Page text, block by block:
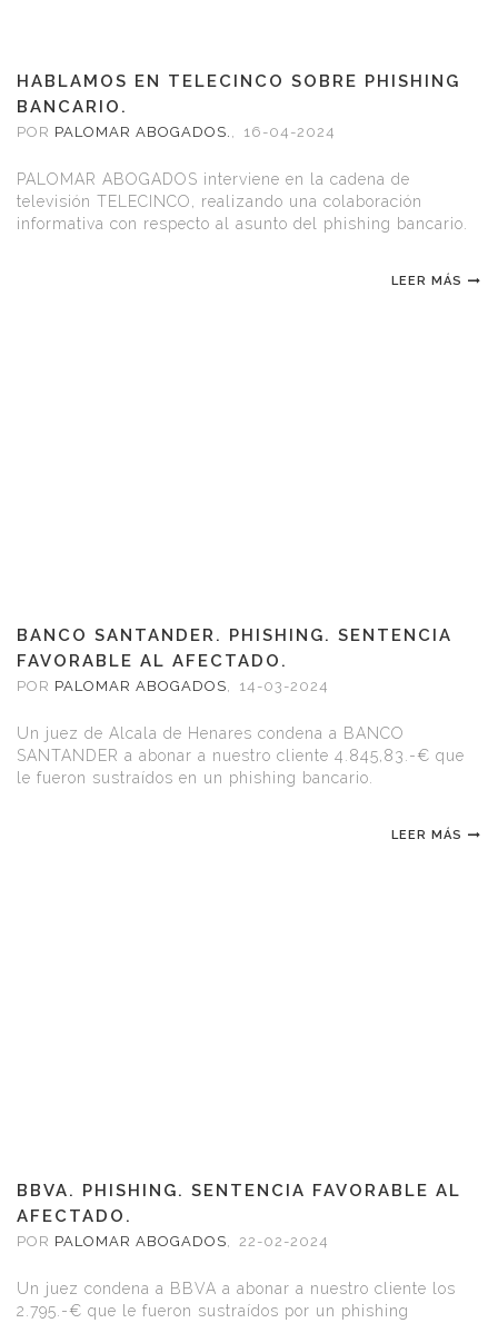
HABLAMOS EN TELECINCO SOBRE PHISHING
BANCARIO.
POR PALOMAR ABOGADOS. , 16-04-2024
PALOMAR ABOGADOS interviene en la cadena de
televisión TELECINCO, realizando una colaboración
informativa con respecto al asunto del phishing bancario.
LEER MÁS
BANCO SANTANDER. PHISHING. SENTENCIA
FAVORABLE AL AFECTADO.
POR PALOMAR ABOGADOS, 14-03-2024
Un juez de Alcala de Henares condena a BANCO
SANTANDER a abonar a nuestro cliente 4.845,83.-€ que
le fueron sustraídos en un phishing bancario.
LEER MÁS
BBVA. PHISHING. SENTENCIA FAVORABLE AL
AFECTADO.
POR PALOMAR ABOGADOS, 22-02-2024
Un juez condena a BBVA a abonar a nuestro cliente los
2.795.-€ que le fueron sustraídos por un phishing